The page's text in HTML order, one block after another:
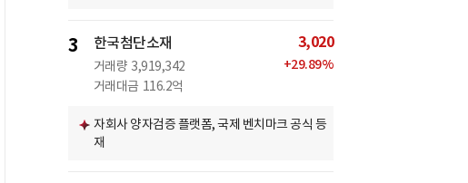
3 한국첨단소재
거래량 3,919,342
거래대금 116.2억
3,020
+29.89%
자회사 양자검증 플랫폼, 국제 벤치마크 공식 등
재